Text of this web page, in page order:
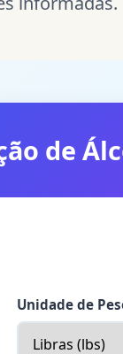
de
Unidade de